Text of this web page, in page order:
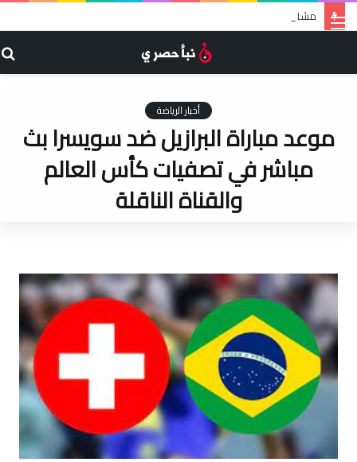
القائمة
أخبار الرياضة
موعد مباراة البرازيل ضد سويسرا بث
مباشر في تصفيات كأس العالم
والقناة الناقلة